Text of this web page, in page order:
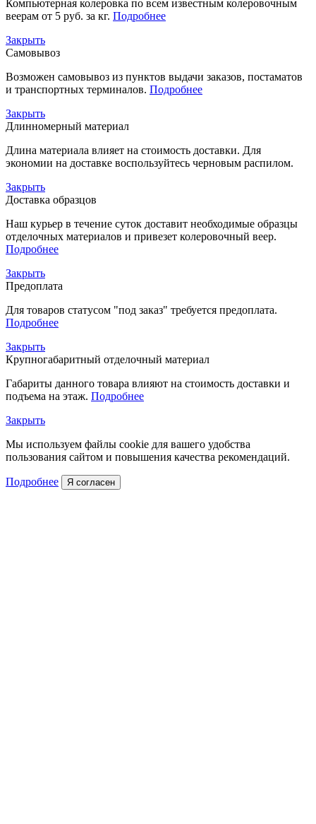
Компьютерная колеровка по всем известным колеровочным
веерам от 5 руб. за кг. Подробнее
Закрыть
Самовывоз
Возможен самовывоз из пунктов выдачи заказов, постаматов
и транспортных терминалов. Подробнее
Закрыть
Длинномерный материал
Длина материала влияет на стоимость доставки. Для
экономии на доставке воспользуйтесь черновым распилом.
Закрыть
Доставка образцов
Наш курьер в течение суток доставит необходимые образцы
отделочных материалов и привезет колеровочный веер.
Подробнее
Закрыть
Предоплата
Для товаров статусом "под заказ" требуется предоплата.
Подробнее
Закрыть
Крупногабаритный отделочный материал
Габариты данного товара влияют на стоимость доставки и
подъема на этаж. Подробнее
Закрыть
Мы используем файлы cookie для вашего удобства
пользования сайтом и повышения качества рекомендаций.
Подробнее Я согласен